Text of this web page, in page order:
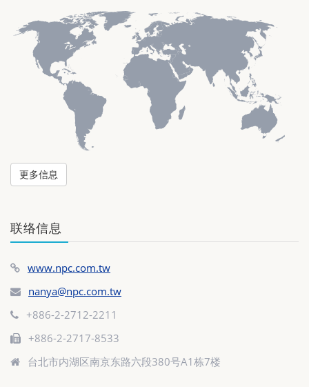
更多信息
联络信息
www.npc.com.tw
nanya@npc.com.tw
+886-2-2712-2211
+886-2-2717-8533
台北市内湖区南京东路六段380号A1栋7楼